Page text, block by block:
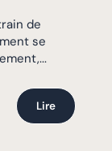
de
se
Lire